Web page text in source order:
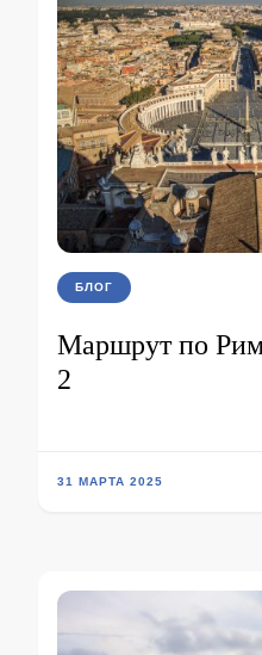
БЛОГ
Маршрут по
2
31 МАРТА 2025